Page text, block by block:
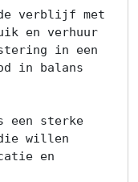
verblijf met
en verhuur
in een
in balans
een sterke
willen
en